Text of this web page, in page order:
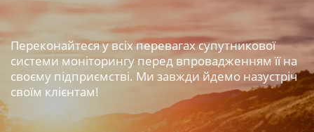
Переконайтеся у всіх перевагах супутникової
системи моніторингу перед впровадженням її на
своєму підприємстві. Ми завжди йдемо назустріч
своїм клієнтам!